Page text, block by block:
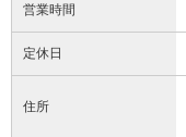
営業時間
定休日
住所